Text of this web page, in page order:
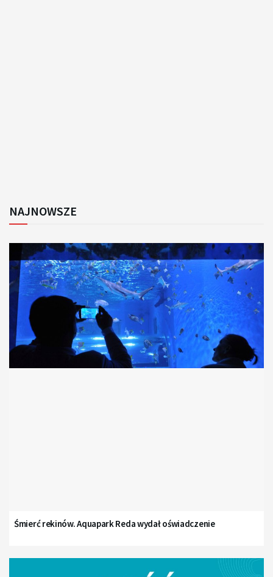
NAJNOWSZE
Śmierć rekinów. Aquapark Reda wydał oświadczenie